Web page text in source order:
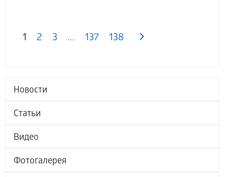
Новости
Статьи
Видео
Фотогалерея
1 2 3 ... 137 138